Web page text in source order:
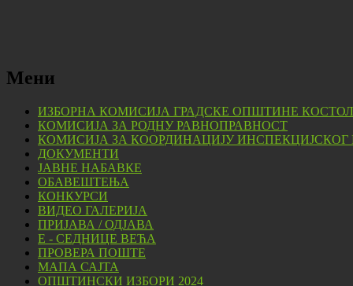
Мени
ИЗБОРНА КОМИСИЈА ГРАДСКЕ ОПШТИНЕ
КОМИСИЈА ЗА РОДНУ РАВНОПРАВНОСТ
КОМИСИЈА ЗА КООРДИНАЦИЈУ ИНСПЕКЦИЈСКОГ
ДОКУМЕНТИ
ЈАВНЕ НАБАВКЕ
ОБАВЕШТЕЊА
КОНКУРСИ
ВИДЕО ГАЛЕРИЈА
ПРИЈАВА / ОДЈАВА
Е - СЕДНИЦЕ ВЕЋА
ПРОВЕРА ПОШТЕ
МАПА САЈТА
ОПШТИНСКИ ИЗБОРИ 2024